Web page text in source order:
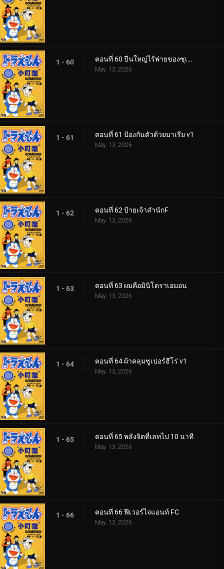
1 - 60 ตอนที่ 60 ปืนใหญ่ไร้พ่ายของซุเนโอะ
May. 13, 2026
1 - 61 ตอนที่ 61 ป้องกันตัวด้วยบาเรีย v1
May. 13, 2026
1 - 62 ตอนที่ 62 ป้ายเจ้าสำนักF
May. 13, 2026
1 - 63 ตอนที่ 63 ผมคือมินิโดราเอมอน
May. 13, 2026
1 - 64 ตอนที่ 64 ผ้าคลุมซูเปอร์ฮีโร่ v1
May. 13, 2026
1 - 65 ตอนที่ 65 พลังจิตที่เลทไป 10 นาที
May. 13, 2026
1 - 66 ตอนที่ 66 ฟีเวอร์ไจแอนท์ FC
May. 13, 2026